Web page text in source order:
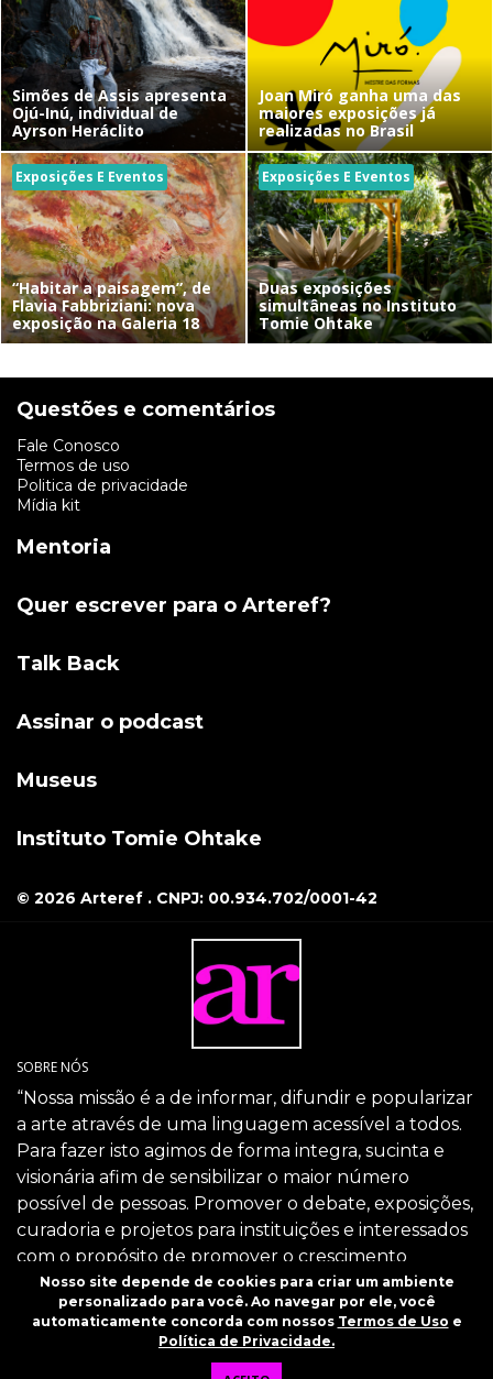
Simões de Assis apresenta
Ojú-Inú, individual de
Ayrson Heráclito
Joan Miró ganha uma das
maiores exposições já
realizadas no Brasil
Exposições E Eventos
“Habitar a paisagem”, de
Flavia Fabbriziani: nova
exposição na Galeria 18
Exposições E Eventos
Duas exposições
simultâneas no Instituto
Tomie Ohtake
Questões e comentários
Fale Conosco
Termos de uso
Politica de privacidade
Mídia kit
Mentoria
Quer escrever para o Arteref?
Talk Back
Assinar o podcast
Museus
Instituto Tomie Ohtake
© 2026 Arteref . CNPJ: 00.934.702/0001-42
SOBRE NÓS
“Nossa missão é a de informar, difundir e popularizar
a arte através de uma linguagem acessível a todos.
Para fazer isto agimos de forma integra, sucinta e
visionária afim de sensibilizar o maior número
possível de pessoas. Promover o debate, exposições,
curadoria e projetos para instituições e interessados
com o propósito de promover o crescimento
intelectual da sociedade através da arte.”
SIGA-NOS
Nosso site depende de cookies para criar um ambiente
personalizado para você. Ao navegar por ele, você
automaticamente concorda com nossos Termos de Uso e
Política de Privacidade.